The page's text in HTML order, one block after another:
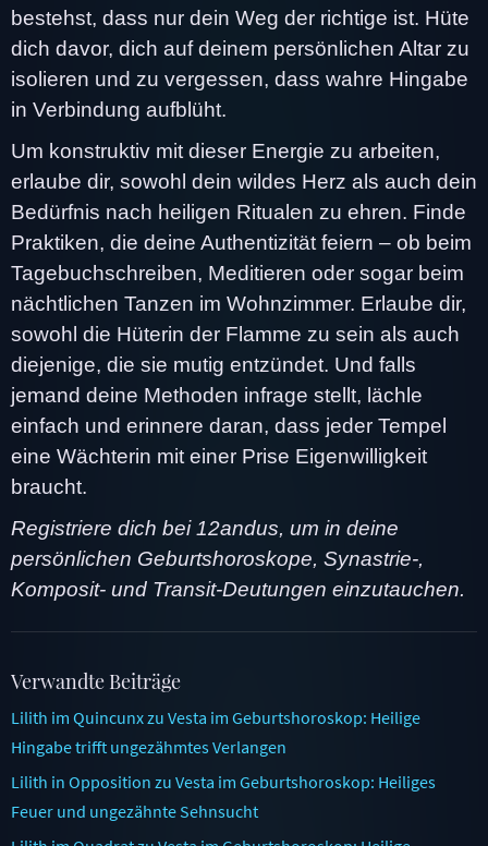
bestehst, dass nur dein Weg der richtige ist. Hüte
dich davor, dich auf deinem persönlichen Altar zu
isolieren und zu vergessen, dass wahre Hingabe
in Verbindung aufblüht.
Um konstruktiv mit dieser Energie zu arbeiten,
erlaube dir, sowohl dein wildes Herz als auch dein
Bedürfnis nach heiligen Ritualen zu ehren. Finde
Praktiken, die deine Authentizität feiern – ob beim
Tagebuchschreiben, Meditieren oder sogar beim
nächtlichen Tanzen im Wohnzimmer. Erlaube dir,
sowohl die Hüterin der Flamme zu sein als auch
diejenige, die sie mutig entzündet. Und falls
jemand deine Methoden infrage stellt, lächle
einfach und erinnere daran, dass jeder Tempel
eine Wächterin mit einer Prise Eigenwilligkeit
braucht.
Registriere dich bei 12andus, um in deine
persönlichen Geburtshoroskope, Synastrie-,
Komposit- und Transit-Deutungen einzutauchen.
Verwandte Beiträge
Lilith im Quincunx zu Vesta im Geburtshoroskop: Heilige
Hingabe trifft ungezähmtes Verlangen
Lilith in Opposition zu Vesta im Geburtshoroskop: Heiliges
Feuer und ungezähnte Sehnsucht